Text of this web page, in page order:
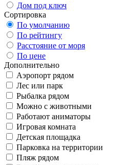
Дом под ключ
Сортировка
По умолчанию
По рейтингу
Расстояние от моря
По цене
Дополнительно
Аэропорт рядом
Лес или парк
Рыбалка рядом
Можно с животными
Работают аниматоры
Игровая комната
Детская площадка
Парковка на территории
Пляж рядом